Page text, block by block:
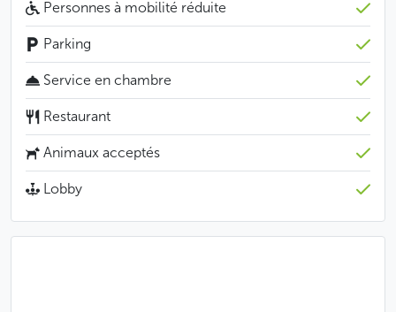
Personnes à mobilité réduite
Parking
Service en chambre
Restaurant
Animaux acceptés
Lobby